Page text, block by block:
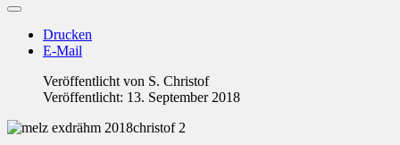
Drucken
E-Mail
Veröffentlicht von S. Christof
Veröffentlicht: 13. September 2018